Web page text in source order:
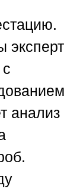
эксперт
анализ